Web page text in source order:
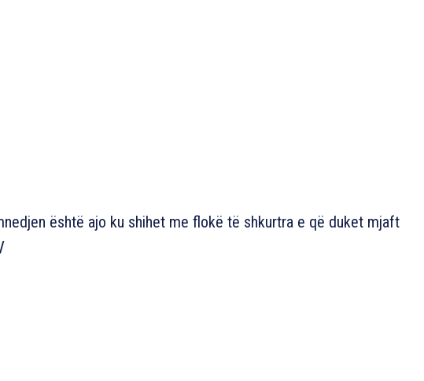
është ajo ku shihet me flokë të shkurtra e që duket mjaft